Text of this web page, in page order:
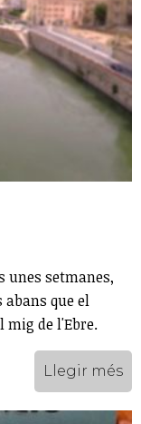
unes setmanes,
que el
de l'Ebre.
Llegir més